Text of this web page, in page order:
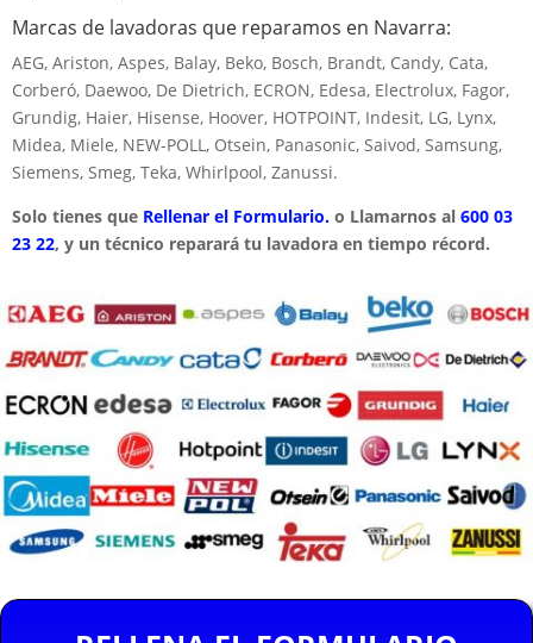
Marcas de lavadoras que reparamos en Navarra:
AEG, Ariston, Aspes, Balay, Beko, Bosch, Brandt, Candy, Cata,
Corberó, Daewoo, De Dietrich, ECRON, Edesa, Electrolux, Fagor,
Grundig, Haier, Hisense, Hoover, HOTPOINT, Indesit, LG, Lynx,
Midea, Miele, NEW-POLL, Otsein, Panasonic, Saivod, Samsung,
Siemens, Smeg, Teka, Whirlpool, Zanussi.
Solo tienes que Rellenar el Formulario. o Llamarnos al 600 03
23 22, y un técnico reparará tu lavadora en tiempo récord.